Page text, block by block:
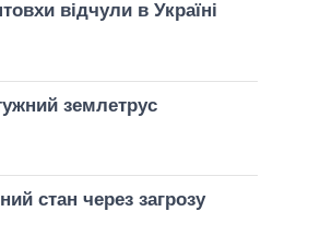
відчули в Україні
землетрус
стан через загрозу